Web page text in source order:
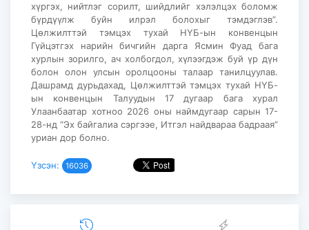
хүргэх, нийтлэг сорилт, шийдлийг хэлэлцэх боломж
бүрдүүлж буйн илрэл болохыг тэмдэглэв”.
Цөлжилттэй тэмцэх тухай НҮБ-ын конвенцын
Гүйцэтгэх нарийн бичгийн дарга Ясмин Фуад бага
хурлын зорилго, ач холбогдол, хүлээгдэж буй үр дүн
болон олон улсын оролцооны талаар танилцуулав.
Дашрамд дурьдахад, Цөлжилттэй тэмцэх тухай НҮБ-
ын конвенцын Талуудын 17 дугаар бага хурал
Улаанбаатар хотноо 2026 оны наймдугаар сарын 17-
28-нд “Эх байгалиа сэргээе, Итгэл найдвараа бадраая”
уриан дор болно.
Үзсэн: 16036